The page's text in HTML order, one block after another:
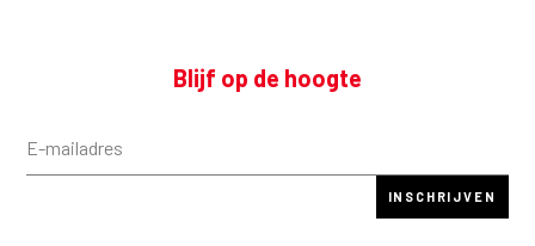
Blijf op de hoogte